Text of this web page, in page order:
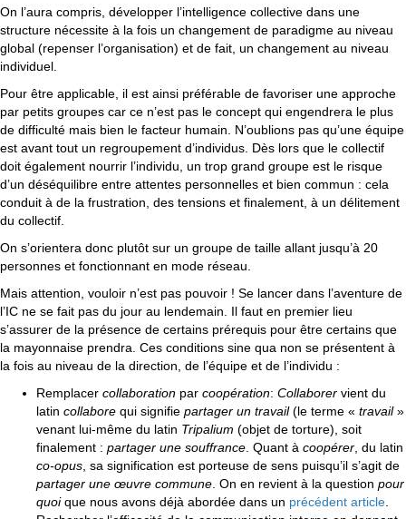
On l’aura compris, développer l’intelligence collective dans une
structure nécessite à la fois un changement de paradigme au niveau
global (repenser l’organisation) et de fait, un changement au niveau
individuel.
Pour être applicable, il est ainsi préférable de favoriser une approche
par petits groupes car ce n’est pas le concept qui engendrera le plus
de difficulté mais bien le facteur humain. N’oublions pas qu’une équipe
est avant tout un regroupement d’individus. Dès lors que le collectif
doit également nourrir l’individu, un trop grand groupe est le risque
d’un déséquilibre entre attentes personnelles et bien commun : cela
conduit à de la frustration, des tensions et finalement, à un délitement
du collectif.
On s’orientera donc plutôt sur un groupe de taille allant jusqu’à 20
personnes et fonctionnant en mode réseau.
Mais attention, vouloir n’est pas pouvoir ! Se lancer dans l’aventure de
l’IC ne se fait pas du jour au lendemain. Il faut en premier lieu
s’assurer de la présence de certains prérequis pour être certains que
la mayonnaise prendra. Ces conditions sine qua non se présentent à
la fois au niveau de la direction, de l’équipe et de l’individu :
Remplacer collaboration par coopération: Collaborer vient du
latin collabore qui signifie partager un travail(le terme « travail»
venant lui-même du latin Tripalium (objet de torture), soit
finalement : partager une souffrance. Quant à coopérer, du latin
co-opus, sa signification est porteuse de sens puisqu’il s’agit de
partager une œuvre commune. On en revient à la question pour
quoique nous avons déjà abordée dans un précédent article.